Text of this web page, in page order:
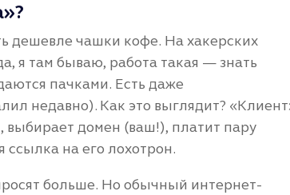
дешевле чашки кофе. На хакерских
я там бываю, работа такая — знать
пачками. Есть даже
недавно). Как это выглядит?
выбирает домен (ваш!), платит пару
на его лохотрон.
больше. Но обычный интернет-